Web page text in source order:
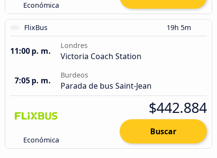
Económica
FlixBus 19h 5m
11:00 p. m.
Londres
Victoria Coach Station
7:05 p. m.
Burdeos
Parada de bus Saint-Jean
Económica
$442.884
Buscar